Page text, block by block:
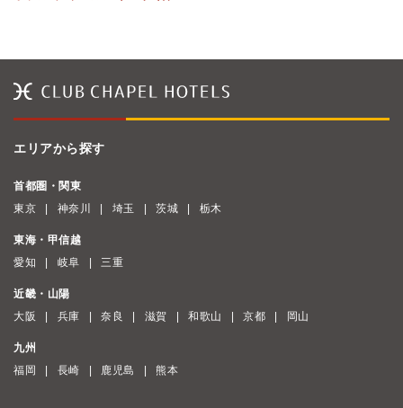
エリアから探す
首都圏・関東
東京
神奈川 埼玉 茨城 栃木
東海・甲信越
愛知
岐阜 三重
近畿・山陽
大阪
兵庫 奈良 滋賀 和歌山 京都 岡山
九州
福岡
長崎 鹿児島 熊本